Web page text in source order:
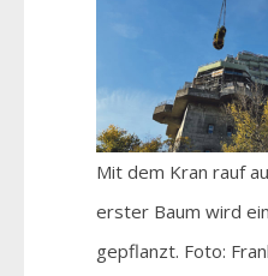
Mit dem Kran rauf
erster Baum wird
gepflanzt. Foto: